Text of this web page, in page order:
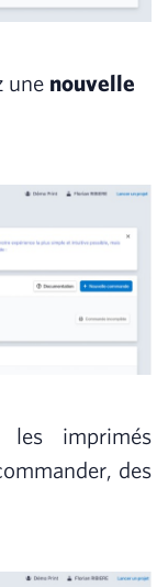
une nouvelle
les imprimés
des